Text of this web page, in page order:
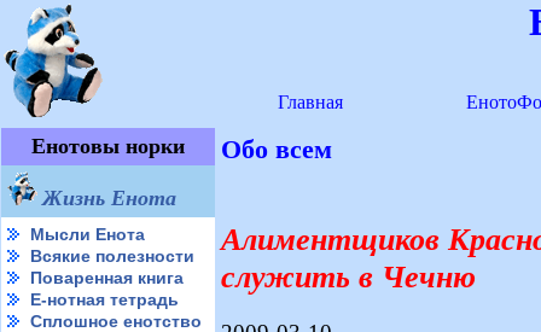
Главная
Енотовы норки
Жизнь Енота
Мысли Енота
Всякие полезности
Поваренная книга
Е-нотная тетрадь
Сплошное енотство
Обо всем
Алиментщиков
служить в Чечню